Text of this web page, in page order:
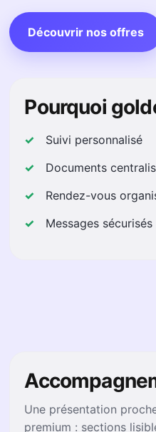
Découvrir nos offres
Pourquoi
Suivi personnalisé
Documents
Rendez-vous
Messages sécurisés
Une présentation
premium : sections